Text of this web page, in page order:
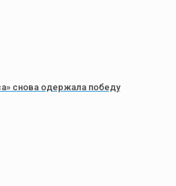
снова одержала победу